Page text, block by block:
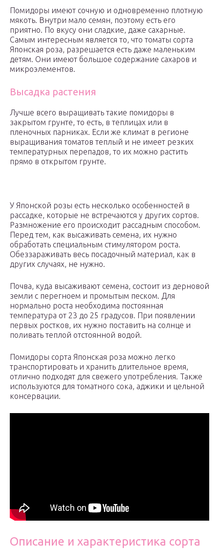
Помидоры имеют сочную и одновременно плотную
мякоть. Внутри мало семян, поэтому есть его
приятно. По вкусу они сладкие, даже сахарные.
Самым интересным является то, что томаты сорта
Японская роза, разрешается есть даже маленьким
детям. Они имеют большое содержание сахаров и
микроэлементов.
Высадка растения
Лучше всего выращивать такие помидоры в
закрытом грунте, то есть, в теплицах или в
пленочных парниках. Если же климат в регионе
выращивания томатов теплый и не имеет резких
температурных перепадов, то их можно растить
прямо в открытом грунте.
У Японской розы есть несколько особенностей в
рассадке, которые не встречаются у других сортов.
Размножение его происходит рассадным способом.
Перед тем, как высаживать семена, их нужно
обработать специальным стимулятором роста.
Обеззараживать весь посадочный материал, как в
других случаях, не нужно.
Почва, куда высаживают семена, состоит из дерновой
земли с перегноем и промытым песком. Для
нормально роста необходима постоянная
температура от 23 до 25 градусов. При появлении
первых ростков, их нужно поставить на солнце и
поливать теплой отстоянной водой.
Помидоры сорта Японская роза можно легко
транспортировать и хранить длительное время,
отлично подходят для свежего употребления. Также
используются для томатного сока, аджики и цельной
консервации.
Описание и характеристика сорта